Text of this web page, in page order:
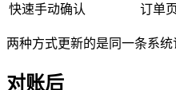
快速手动确认
订单
两种方式更新的是同一条系统
对账后